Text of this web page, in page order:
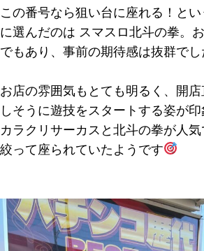
この番号なら狙い台に座れる！と
に選んだのは スマスロ北斗の拳。
でもあり、事前の期待感は抜群でし
お店の雰囲気もとても明るく、開
しそうに遊技をスタートする姿が
カラクリサーカスと北斗の拳が人
絞って座られていたようです